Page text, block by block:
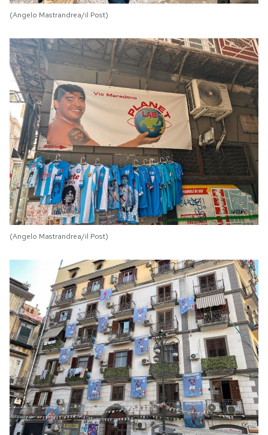
(Angelo Mastrandrea/il Post)
(Angelo Mastrandrea/il Post)